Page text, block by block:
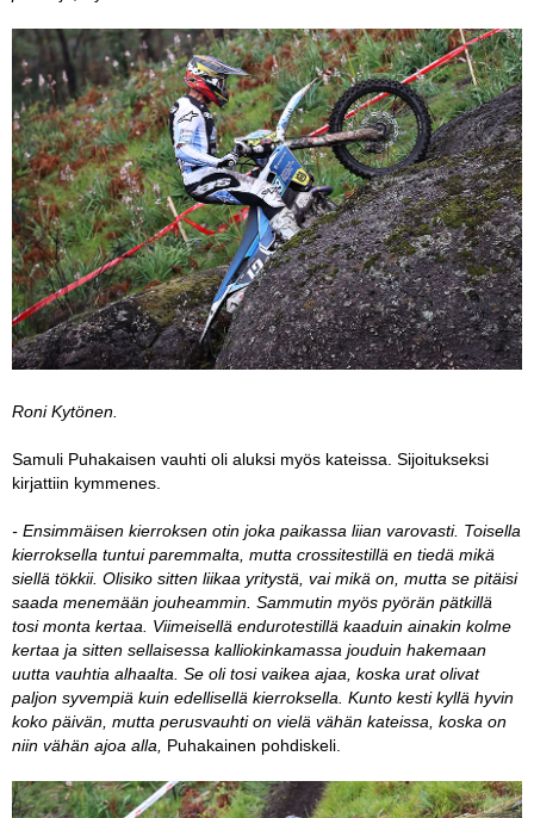
Roni Kytönen.
Samuli Puhakaisen vauhti oli aluksi myös kateissa. Sijoitukseksi
kirjattiin kymmenes.
- Ensimmäisen kierroksen otin joka paikassa liian varovasti. Toisella
kierroksella tuntui paremmalta, mutta crossitestillä en tiedä mikä
siellä tökkii. Olisiko sitten liikaa yritystä, vai mikä on, mutta se pitäisi
saada menemään jouheammin. Sammutin myös pyörän pätkillä
tosi monta kertaa. Viimeisellä endurotestillä kaaduin ainakin kolme
kertaa ja sitten sellaisessa kalliokinkamassa jouduin hakemaan
uutta vauhtia alhaalta. Se oli tosi vaikea ajaa, koska urat olivat
paljon syvempiä kuin edellisellä kierroksella. Kunto kesti kyllä hyvin
koko päivän, mutta perusvauhti on vielä vähän kateissa, koska on
niin vähän ajoa alla, Puhakainen pohdiskeli.